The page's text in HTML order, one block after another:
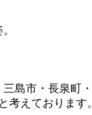
島市・長泉町
考えております。